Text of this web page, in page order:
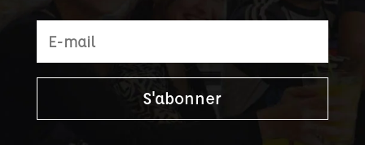
S'abonner